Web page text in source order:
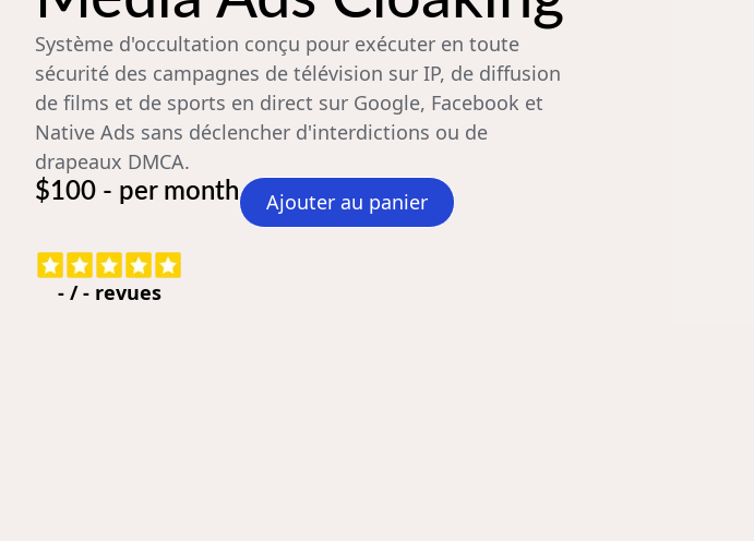
Système d'occultation conçu pour exécuter en toute
sécurité des campagnes de télévision sur IP, de diffusion
de films et de sports en direct sur Google, Facebook et
Native Ads sans déclencher d'interdictions ou de
drapeaux DMCA.
$100 - per month
Ajouter au panier
- /- revues